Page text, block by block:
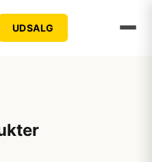
UDSALG